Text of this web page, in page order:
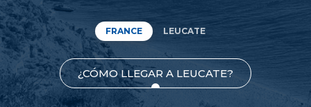
FRANCE LEUCATE
¿CÓMO LLEGAR A LEUCATE?